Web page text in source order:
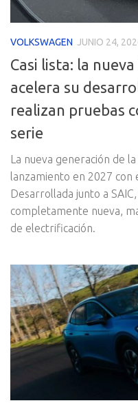
VOLKSWAGEN JUNIO 24,
Casi lista: la
acelera su
realizan pruebas
serie
La nueva generación de
lanzamiento en 2027 con
Desarrollada junto a
completamente nueva,
de electrificación.